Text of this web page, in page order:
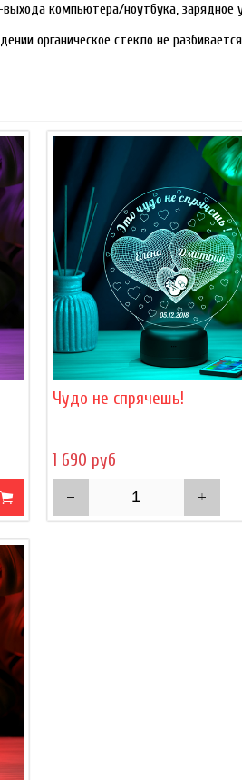
выхода компьютера/ноутбука,
органическое стекло не
Чудо не спрячешь!
1 690 руб